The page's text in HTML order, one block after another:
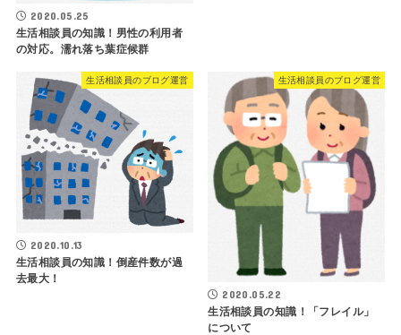
2020.05.25
生活相談員の知識！男性の利用者
の対応。濡れ落ち葉症候群
生活相談員のブログ運営
2020.10.13
生活相談員の知識！倒産件数が過
去最大！
生活相談員のブログ運営
2020.05.22
生活相談員の知識！「フレイル」
について